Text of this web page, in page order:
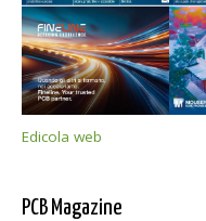
Edicola web
PCB Magazine